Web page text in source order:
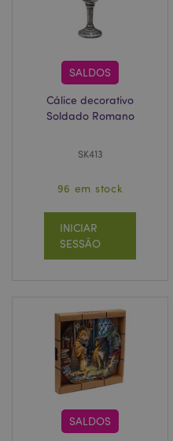
SALDOS
Cálice decorativo
Soldado Romano
SK413
96 em stock
INICIAR
SESSÃO
SALDOS
invalidation
PHPSESSID